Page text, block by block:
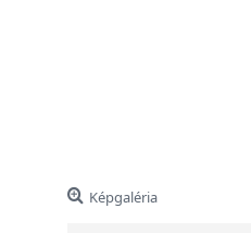
Képgaléria